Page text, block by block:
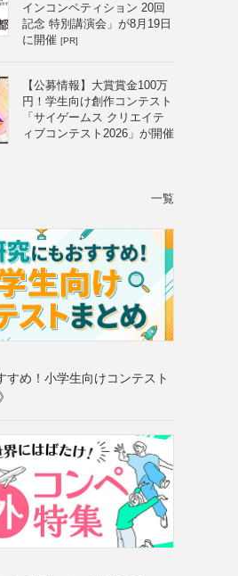
インコンペティション 20回
記念 特別講演会」が8月19日
に開催 [PR]
【公募情報】大賞賞金100万
円！学生向け創作コンテスト
「サイゲームス クリエイテ
ィブコンテスト2026」が開催
一覧
すめ！小学生向けコンテスト